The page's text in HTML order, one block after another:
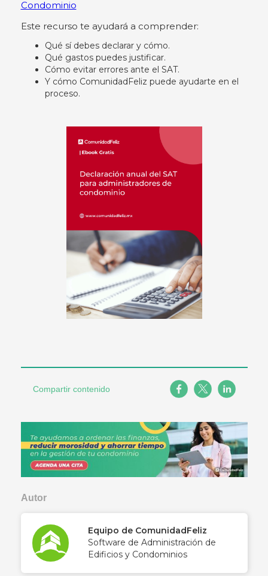
Condominio
Este recurso te ayudará a comprender:
Qué sí debes declarar y cómo.
Qué gastos puedes justificar.
Cómo evitar errores ante el SAT.
Y cómo ComunidadFeliz puede ayudarte en el
proceso.
Compartir contenido
Autor
Equipo de ComunidadFeliz
Software de Administración de
Edificios y Condominios